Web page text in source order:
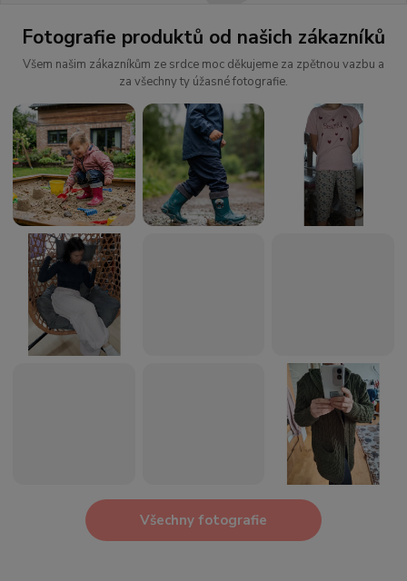
Fotografie produktů od našich zákazníků
Všem našim zákazníkům ze srdce moc děkujeme za zpětnou vazbu a
za všechny ty úžasné fotografie.
Všechny fotografie